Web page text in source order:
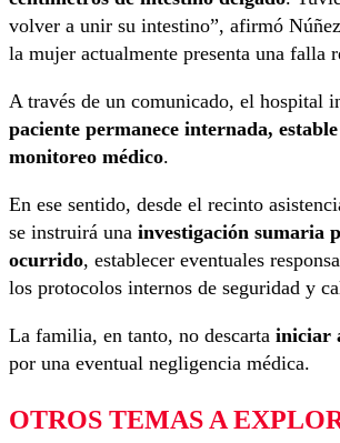
volver a unir su intestino”, afirmó
la mujer actualmente presenta una falla
A través de un comunicado, el hospital
paciente permanece internada,
monitoreo médico.
En ese sentido, desde el recinto
se instruirá una investigación sumaria
ocurrido, establecer eventuales
los protocolos internos de seguridad y
La familia, en tanto, no descarta iniciar
por una eventual negligencia médica.
OTROS TEMAS A